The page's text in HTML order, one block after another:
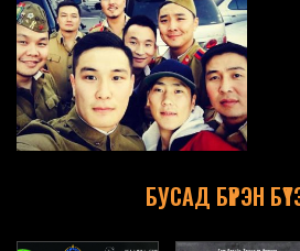
БУСАД БҮРЭН